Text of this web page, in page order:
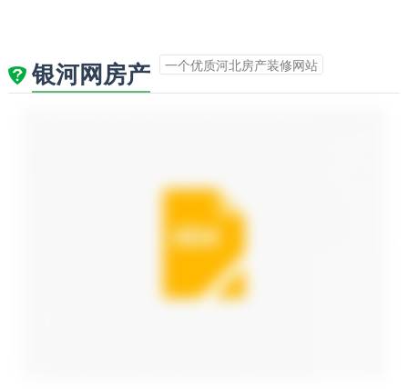
银河网房产 一个优质河北房产装修网站